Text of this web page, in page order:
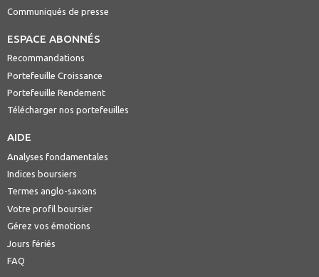
Communiqués de presse
ESPACE ABONNÉS
Recommandations
Portefeuille Croissance
Portefeuille Rendement
Télécharger nos portefeuilles
AIDE
Analyses fondamentales
Indices boursiers
Termes anglo-saxons
Votre profil boursier
Gérez vos émotions
Jours fériés
FAQ